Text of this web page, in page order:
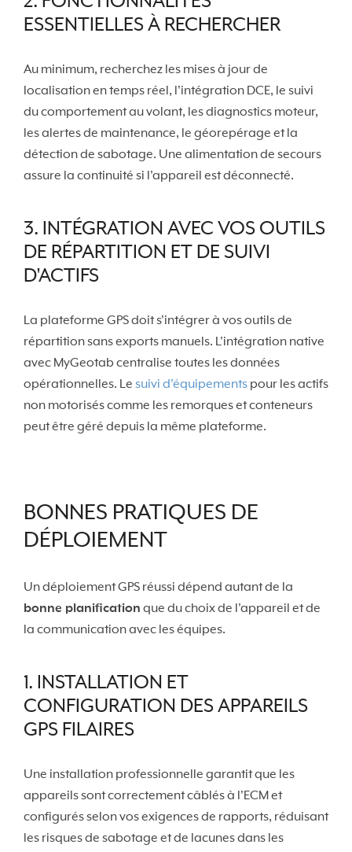
ESSENTIELLES À RECHERCHER
Au minimum, recherchez les mises à jour de
localisation en temps réel, l'intégration DCE, le suivi
du comportement au volant, les diagnostics moteur,
les alertes de maintenance, le géorepérage et la
détection de sabotage. Une alimentation de secours
assure la continuité si l'appareil est déconnecté.
3. INTÉGRATION AVEC VOS OUTILS
DE RÉPARTITION ET DE SUIVI
D'ACTIFS
La plateforme GPS doit s'intégrer à vos outils de
répartition sans exports manuels. L'intégration native
avec MyGeotab centralise toutes les données
opérationnelles. Le suivi d'équipements pour les actifs
non motorisés comme les remorques et conteneurs
peut être géré depuis la même plateforme.
BONNES PRATIQUES DE
DÉPLOIEMENT
Un déploiement GPS réussi dépend autant de la
bonne planification que du choix de l'appareil et de
la communication avec les équipes.
1. INSTALLATION ET
CONFIGURATION DES APPAREILS
GPS FILAIRES
Une installation professionnelle garantit que les
appareils sont correctement câblés à l'ECM et
configurés selon vos exigences de rapports, réduisant
les risques de sabotage et de lacunes dans les